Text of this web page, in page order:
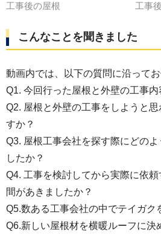
工事後の屋根 工事
こんなことを聞きました
動画内では、以下の質問に沿ってお
Q1. 今回行った屋根と外壁の工事内
Q2. 屋根と外壁の工事をしようと
すか？
Q3. 屋根工事会社を探す際にどの
したか？
Q4. 工事を検討してから実際に依
間があきましたか？
Q5.数ある工事会社の中でテイガク
Q6.新しい屋根材を横暖ルーフに決